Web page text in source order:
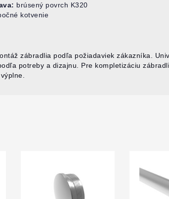
brúsený povrch K320
kotvenie
zábradlia podľa požiadaviek zákazníka.
potreby a dizajnu. Pre kompletizáciu